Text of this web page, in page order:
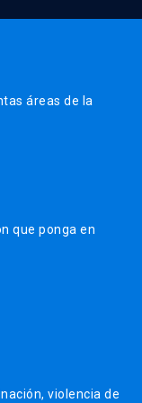
áreas de la
que ponga en
violencia de